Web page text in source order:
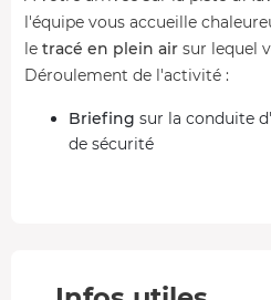
l'équipe vous accueille
le tracé en plein air sur lequel
Déroulement de l'activité :
Briefing sur la conduite
de sécurité